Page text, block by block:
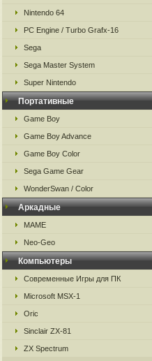
Nintendo 64
PC Engine / Turbo Grafx-16
Sega
Sega Master System
Super Nintendo
Портативные
Game Boy
Game Boy Advance
Game Boy Color
Sega Game Gear
WonderSwan / Color
Аркадные
MAME
Neo-Geo
Компьютеры
Современные Игры для ПК
Microsoft MSX-1
Oric
Sinclair ZX-81
ZX Spectrum